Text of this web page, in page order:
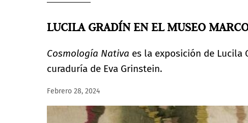
LUCILA GRADÍN EN EL MUSEO
Cosmología Nativa es la exposición de Lucila
curaduría de Eva Grinstein.
Febrero 28, 2024